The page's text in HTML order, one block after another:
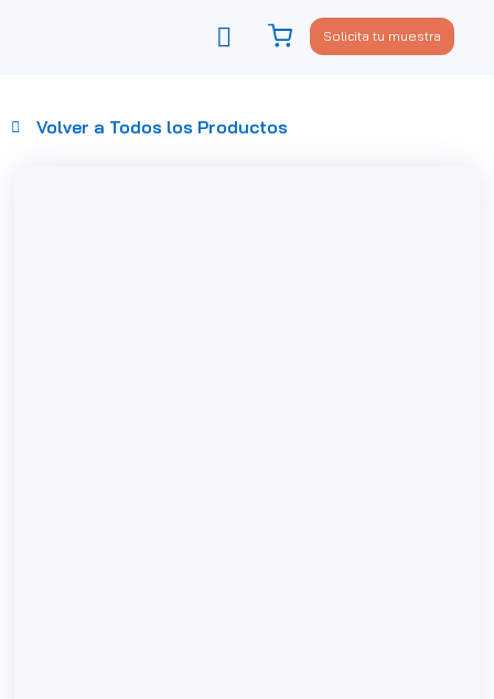
Solicita tu muestra
Volver a Todos los Productos